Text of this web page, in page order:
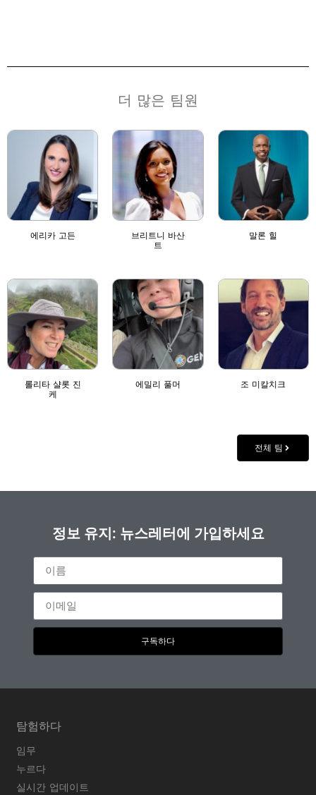
더 많은 팀원
에리카 고든
브리트니 바산
트
말론 힐
롤리타 샬롯 진
케
에밀리 풀머 조 미칼치크
전체 팀
정보 유지: 뉴스레터에 가입하세요
구독하다
탐험하다
임무
누르다
실시간 업데이트